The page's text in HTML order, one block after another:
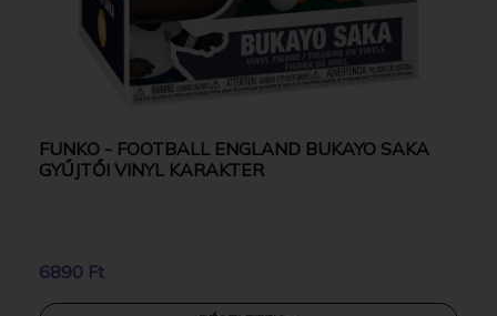
FUNKO - FOOTBALL ENGLAND BUKAYO SAKA
GYŰJTŐI VINYL KARAKTER
6890 Ft